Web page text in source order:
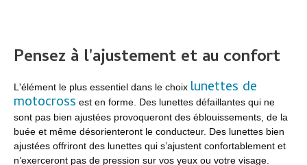
Pensez à l'ajustement et au confort
L'élément le plus essentiel dans le choix lunettes de
motocross est en forme. Des lunettes défaillantes qui ne
sont pas bien ajustées provoqueront des éblouissements, de la
buée et même désorienteront le conducteur. Des lunettes bien
ajustées offriront des lunettes qui s’ajustent confortablement et
n’exerceront pas de pression sur vos yeux ou votre visage.